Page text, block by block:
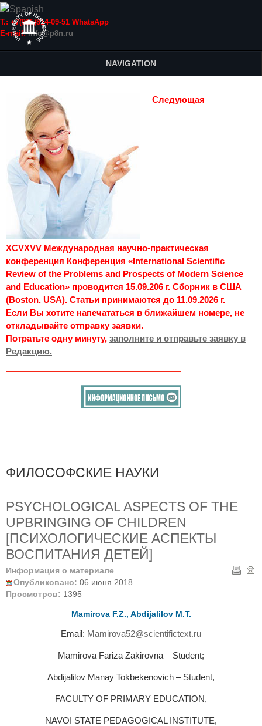
Т.: +7(915)814-09-51 WhatsApp
E-mail:info@p8n.ru
NAVIGATION
Следующая
XCVXVV Международная научно-практическая
конференция Конференция «International Scientific
Review of the Problems and Prospects of Modern Science
and Education» проводится 15.09.206 г. Сборник в США
(Boston. USA). Статьи принимаются до 11.09.2026 г.
Если Вы хотите напечататься в ближайшем номере, не
откладывайте отправку заявки.
Потратьте одну минуту, заполните и отправьте заявку в
Редакцию.
ФИЛОСОФСКИЕ НАУКИ
PSYCHOLOGICAL ASPECTS OF THE
UPBRINGING OF CHILDREN
[ПСИХОЛОГИЧЕСКИЕ АСПЕКТЫ
ВОСПИТАНИЯ ДЕТЕЙ]
Информация о материале
Опубликовано: 06 июня 2018
Просмотров: 1395
Mamirova F.Z., Abdijalilov M.T.
Email: Mamirova52@scientifictext.ru
Mamirova Fariza Zakirovna – Student;
Abdijalilov Manay Tokbekenovich – Student,
FACULTY OF PRIMARY EDUCATION,
NAVOI STATE PEDAGOGICAL INSTITUTE,